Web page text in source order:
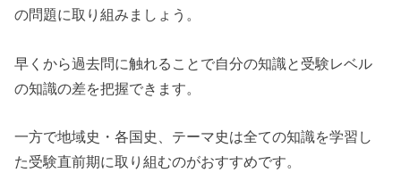
の問題に取り組みましょう。
早くから過去問に触れることで自分の知識と受験レベル
の知識の差を把握できます。
一方で地域史・各国史、テーマ史は全ての知識を学習し
た受験直前期に取り組むのがおすすめです。